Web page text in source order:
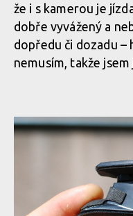
že i s kamerou je
dobře vyvážený a
dopředu či dozadu –
nemusím, takže